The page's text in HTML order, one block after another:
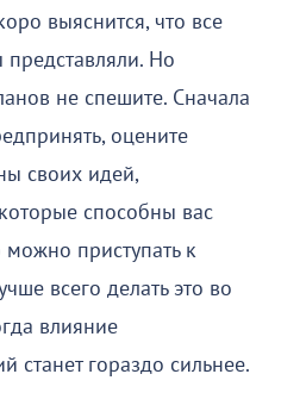
выяснится, что все
Но
не спешите. Сначала
оцените
своих идей,
способны вас
можно приступать к
всего делать это во
влияние
станет гораздо сильнее.